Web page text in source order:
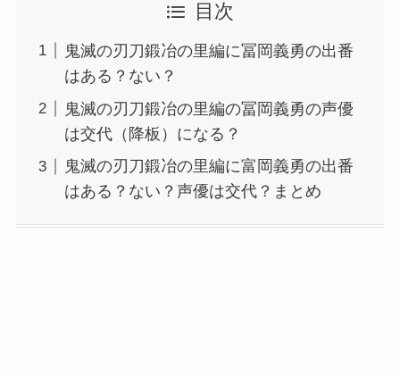
目次
鬼滅の刃刀鍛冶の里編に冨岡義勇の出番
はある？ない？
鬼滅の刃刀鍛冶の里編の冨岡義勇の声優
は交代（降板）になる？
鬼滅の刃刀鍛冶の里編に富岡義勇の出番
はある？ない？声優は交代？まとめ